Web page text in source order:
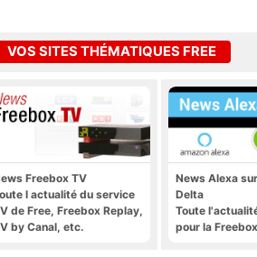
VOS SITES THÉMATIQUES FREE
Freebox TV
l actualité du service
de Free, Freebox Replay,
by Canal, etc.
News Alexa
Delta
Toute
pour la